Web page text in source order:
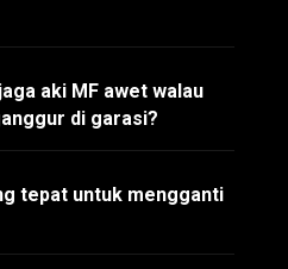
aki MF awet walau
di garasi?
tepat untuk mengganti